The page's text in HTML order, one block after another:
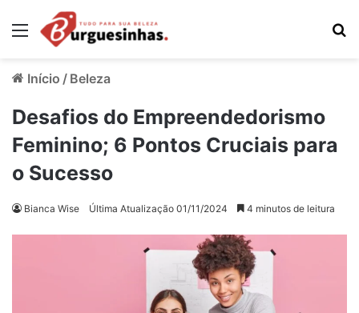
Menu
Início / Beleza
Desafios do Empreendedorismo
Feminino; 6 Pontos Cruciais para
o Sucesso
Bianca Wise Última Atualização 01/11/2024 4 minutos de leitura